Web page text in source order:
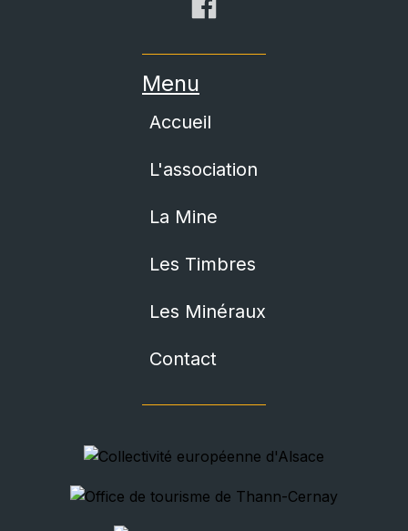
Menu
Accueil
L'association
La Mine
Les Timbres
Les Minéraux
Contact